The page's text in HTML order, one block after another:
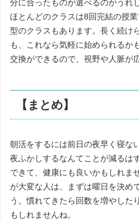
分に合ったものが選べるのがうれ
ほとんどのクラスは8回完結の授
型のクラスもあります。長く続け
も、これなら気軽に始められるか
交換ができるので、視野や人脈が
【まとめ】
朝活をするには前日の夜早く寝な
夜ふかしするなんてことが減るは
できて、健康にも良いかもしれま
が大変な人は、まずは曜日を決め
う。慣れてきたら回数を増やした
もしれませんね。